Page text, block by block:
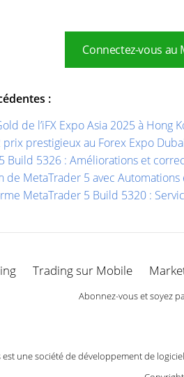
Connectez-vous
:
de l’iFX Expo Asia 2025 à Hong
prestigieux au Forex Expo
Build 5326 : Améliorations et
MetaTrader 5 avec
MetaTrader 5 Build 5320 :
Trading sur Mobile
Abonnez-vous et soyez
est une société de développement de